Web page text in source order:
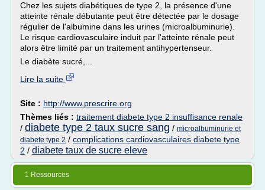
Chez les sujets diabétiques de type 2, la présence d'une
atteinte rénale débutante peut être détectée par le dosage
régulier de l'albumine dans les urines (microalbuminurie).
Le risque cardiovasculaire induit par l'atteinte rénale peut
alors être limité par un traitement antihypertenseur.
Le diabète sucré,...
Lire la suite
Site : http://www.prescrire.org
Thèmes liés : traitement diabete type 2 insuffisance renale
/ diabete type 2 taux sucre sang / microalbuminurie et
diabete type 2 / complications cardiovasculaires diabete type
2 / diabete taux de sucre eleve
1 Ressources